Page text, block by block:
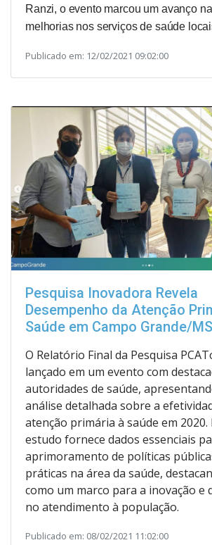
Ranzi, o evento marcou um avanço
melhorias nos serviços de saúde
Publicado em: 12/02/2021 09:02:00
Pesquisa Inovadora Revela
Desempenho da Atenção
Saúde em Campo Grande/MS
O Relatório Final da Pesquisa
lançado em um evento com
autoridades de saúde,
análise detalhada sobre a
atenção primária à saúde em 2020.
estudo fornece dados essenciais
aprimoramento de políticas
práticas na área da saúde,
como um marco para a inovação e
no atendimento à população.
Publicado em: 08/02/2021 11:02:00